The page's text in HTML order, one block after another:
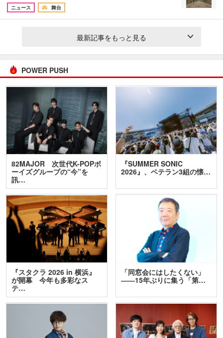
ニュース
舞台
最新記事をもっと見る
POWER PUSH
82MAJOR 次世代K-POPボ
ーイズグループの“今”を
訊…
『SUMMER SONIC
2026』、ベテラン3組の懐…
『スタクラ 2026 in 横浜』
が開幕 今年も多彩なス
テ…
「同窓会にはしたくない」
――15年ぶりに集う「第…